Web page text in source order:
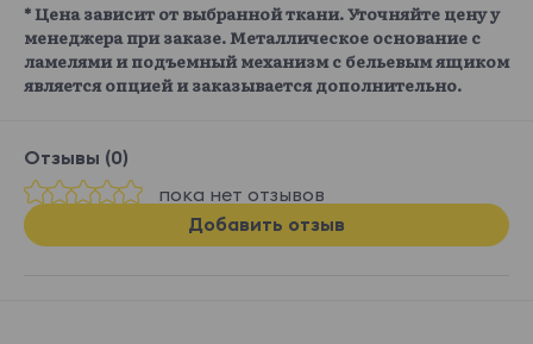
* Цена зависит от выбранной ткани. Уточняйте цену у
менеджера при заказе. Металлическое основание с
ламелями и подъемный механизм с бельевым ящиком
является опцией и заказывается дополнительно.
Отзывы (0)
пока нет отзывов
Добавить отзыв